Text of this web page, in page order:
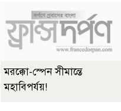
মরক্কো-স্পেন সীমান্তে
মহাবিপর্যয়!